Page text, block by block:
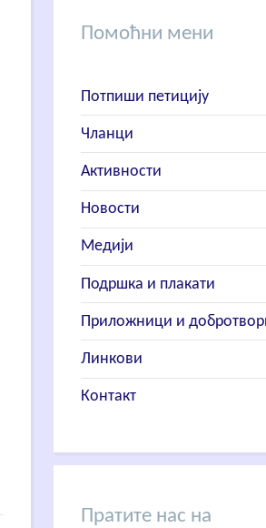
Помоћни мени
Потпиши петицију
Чланци
Активности
Новости
Медији
Подршка и плакати
Приложници и
Линкови
Контакт
Пратите нас на